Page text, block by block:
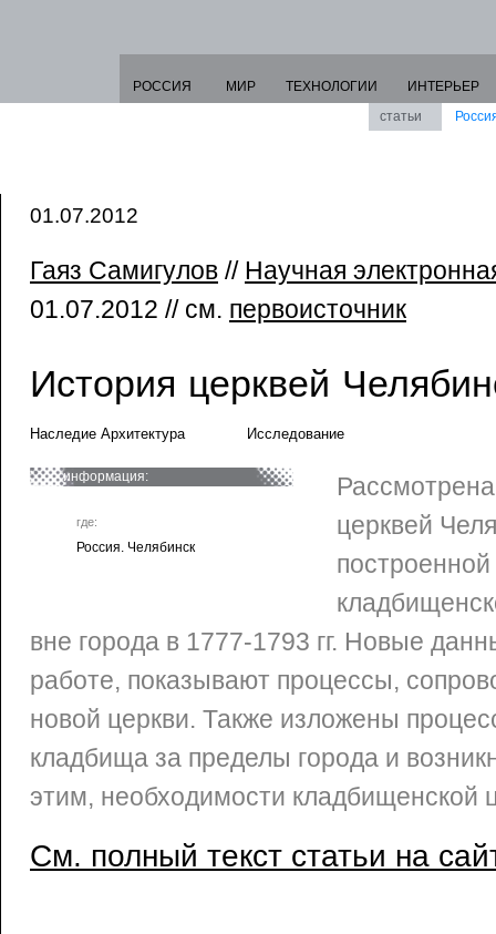
РОССИЯ МИР ТЕХНОЛОГИИ
ИНТЕРЬЕР
статьи
01.07.2012
Гаяз Самигулов // Научная
01.07.2012 // см. первоисточник
История церквей
Наследие Архитектура Исследование
информация:
где:
Россия. Челябинск
церквей
построенной
вне города в 1777-1793 гг. Новые
работе, показывают процессы,
новой церкви. Также изложены
кладбища за пределы города и
этим, необходимости кладбищенской
См. полный текст статьи на